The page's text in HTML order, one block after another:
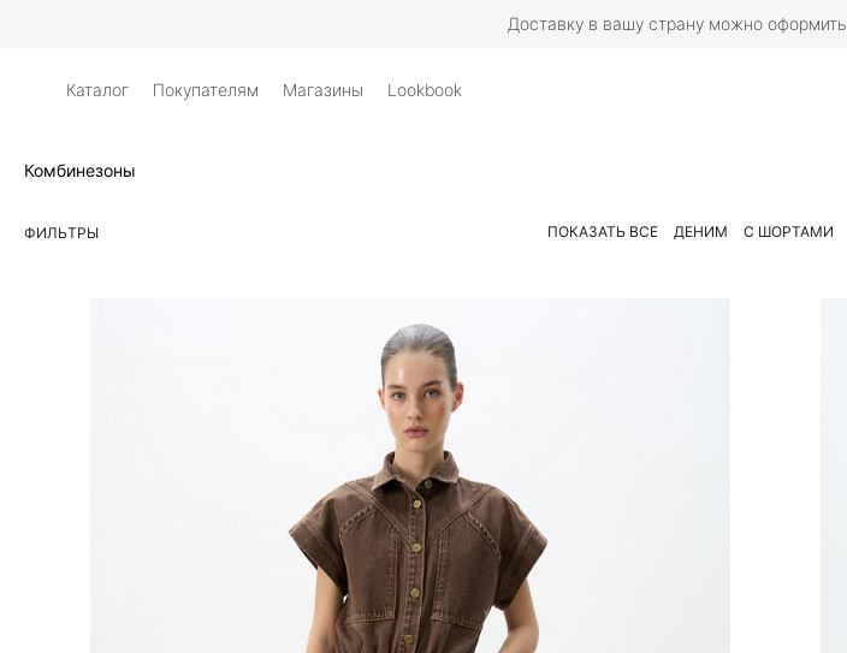
Доставку в вашу страну можно оформить
Каталог Покупателям Магазины Lookbook
Комбинезоны
ФИЛЬТРЫ ПОКАЗАТЬ ВСЕ ДЕНИМ С ШОРТАМИ